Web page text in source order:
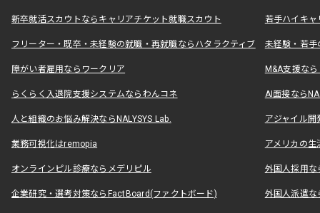
新卒就活スカウトならキャリアチケット就職スカウト 若手ハイキ
フリーター・既卒・未経験の就職・再就職ならハタラクティブ 未経験・若手
障がい者雇用ならワークリア M&A支援な
らくらく入退院支援システムならわんコネ AI面接なら
人と組織のお悩み解決ならNALYSYS Lab. アジャイル
業務可視化はremopia アメリカの
オンラインピル診療ならメデリピル 外国人採用
企業研究・選考対策ならFactBoard(ファクトボード) 外国人派遣な